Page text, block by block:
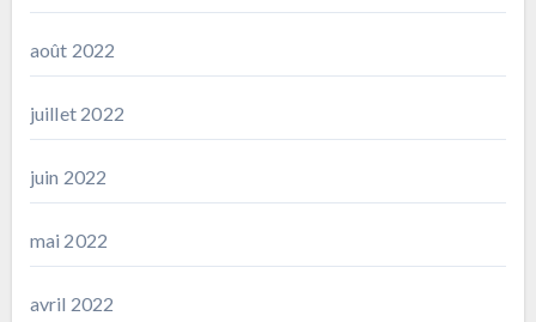
août 2022
juillet 2022
juin 2022
mai 2022
avril 2022